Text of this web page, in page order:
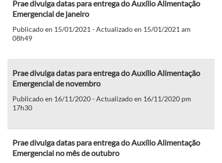
Prae divulga datas para entrega do Auxílio Alimentação
Emergencial de janeiro
Publicado en 15/01/2021 - Actualizado en 15/01/2021 am
08h49
Prae divulga datas para entrega do Auxílio Alimentação
Emergencial de novembro
Publicado en 16/11/2020 - Actualizado en 16/11/2020 pm
17h30
Prae divulga datas para entrega do Auxílio Alimentação
Emergencial no mês de outubro